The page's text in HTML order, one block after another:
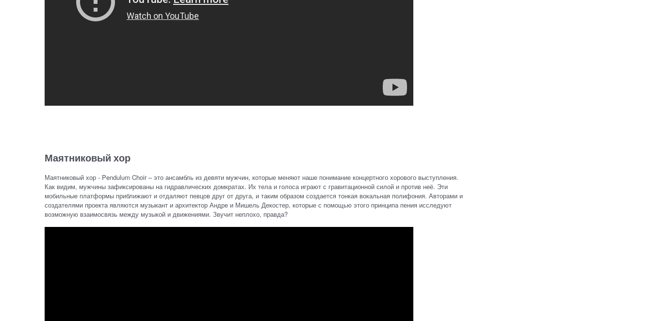
Маятниковый хор
Маятниковый хор - Pendulum Choir – это ансамбль из девяти мужчин, которые меняют наше понимание концертного хорового выступления.
Как видим, мужчины зафиксированы на гидравлических домкратах. Их тела и голоса играют с гравитационной силой и против неё. Эти
мобильные платформы приближают и отдаляют певцов друг от друга, и таким образом создается тонкая вокальная полифония. Авторами и
создателями проекта являются музыкант и архитектор Андре и Мишель Декостер, которые с помощью этого принципа пения исследуют
возможную взаимосвязь между музыкой и движениями. Звучит неплохо, правда?